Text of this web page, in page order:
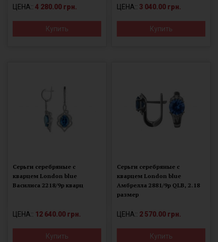
ЦЕНА:: 4 280.00 грн.
Купить
ЦЕНА:: 3 040.00 грн.
Купить
Серьги серебряные с
кварцем London blue
Василиса 2218/9р кварц
ЦЕНА:: 12 640.00 грн.
Купить
Серьги серебряные с
кварцем London blue
Амбрелла 2881/9р QLB, 2.18
размер
ЦЕНА:: 2 570.00 грн.
Купить